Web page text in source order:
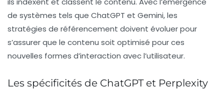
de systèmes tels que ChatGPT et Gemini, les
stratégies de référencement doivent évoluer pour
s’assurer que le contenu soit optimisé pour ces
nouvelles formes d’interaction avec l’utilisateur.
Les spécificités de ChatGPT et Perplexity